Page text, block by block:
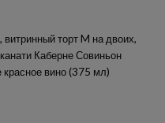
торт M на двоих,
Каберне Совиньон
вино (375 мл)